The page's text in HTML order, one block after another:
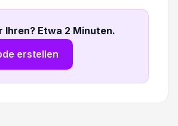
Ihren? Etwa 2 Minuten.
erstellen